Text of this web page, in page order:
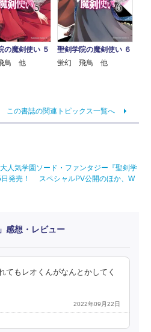
の魔剣使い ５
鳥 他
聖剣学院の魔剣使い ６
蛍幻 飛鳥 他
この書誌の関連トピックス一覧へ
人気学園ソード・ファンタジー『聖剣学
日発売！ スペシャルPV公開のほか、W
感想・レビュー
てもレオくんがなんとかしてく
2022年09月22日